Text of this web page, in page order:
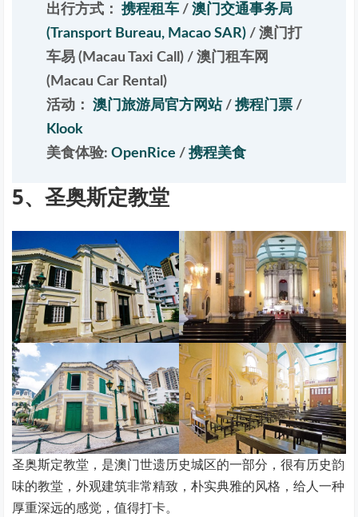
出行方式：携程租车 /澳门交通事务局
(Transport Bureau, Macao SAR) /澳门打
车易 (Macau Taxi Call) /澳门租车网
(Macau Car Rental)
活动：澳门旅游局官方网站 /携程门票 /
Klook
美食体验:OpenRice /携程美食
5、圣奥斯定教堂
圣奥斯定教堂，是澳门世遗历史城区的一部分，很有历史韵
味的教堂，外观建筑非常精致，朴实典雅的风格，给人一种
厚重深远的感觉，值得打卡。